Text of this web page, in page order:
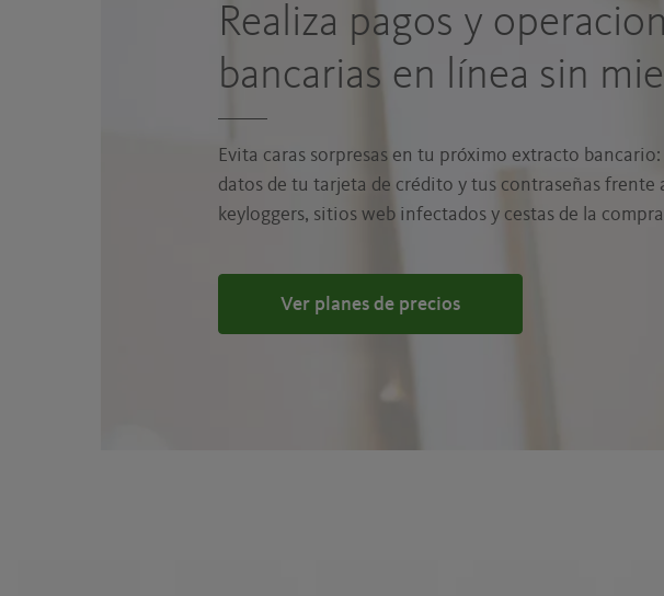
Realiza pagos y
bancarias en línea sin
Evita caras sorpresas en tu próximo extracto
datos de tu tarjeta de crédito y tus contraseñas frente
keyloggers, sitios web infectados y cestas de la
Ver planes de precios